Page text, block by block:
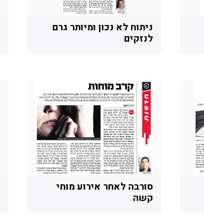
ניתוח לא נכון ומיותר גרם
לנזקים
סורבה לאחר אירוע מוחי
קשה